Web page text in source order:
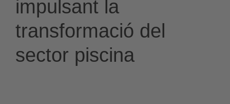
impulsant la
transformació del
sector piscina